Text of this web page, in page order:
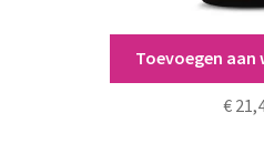
Daily Detox
€
Toevoegen aan